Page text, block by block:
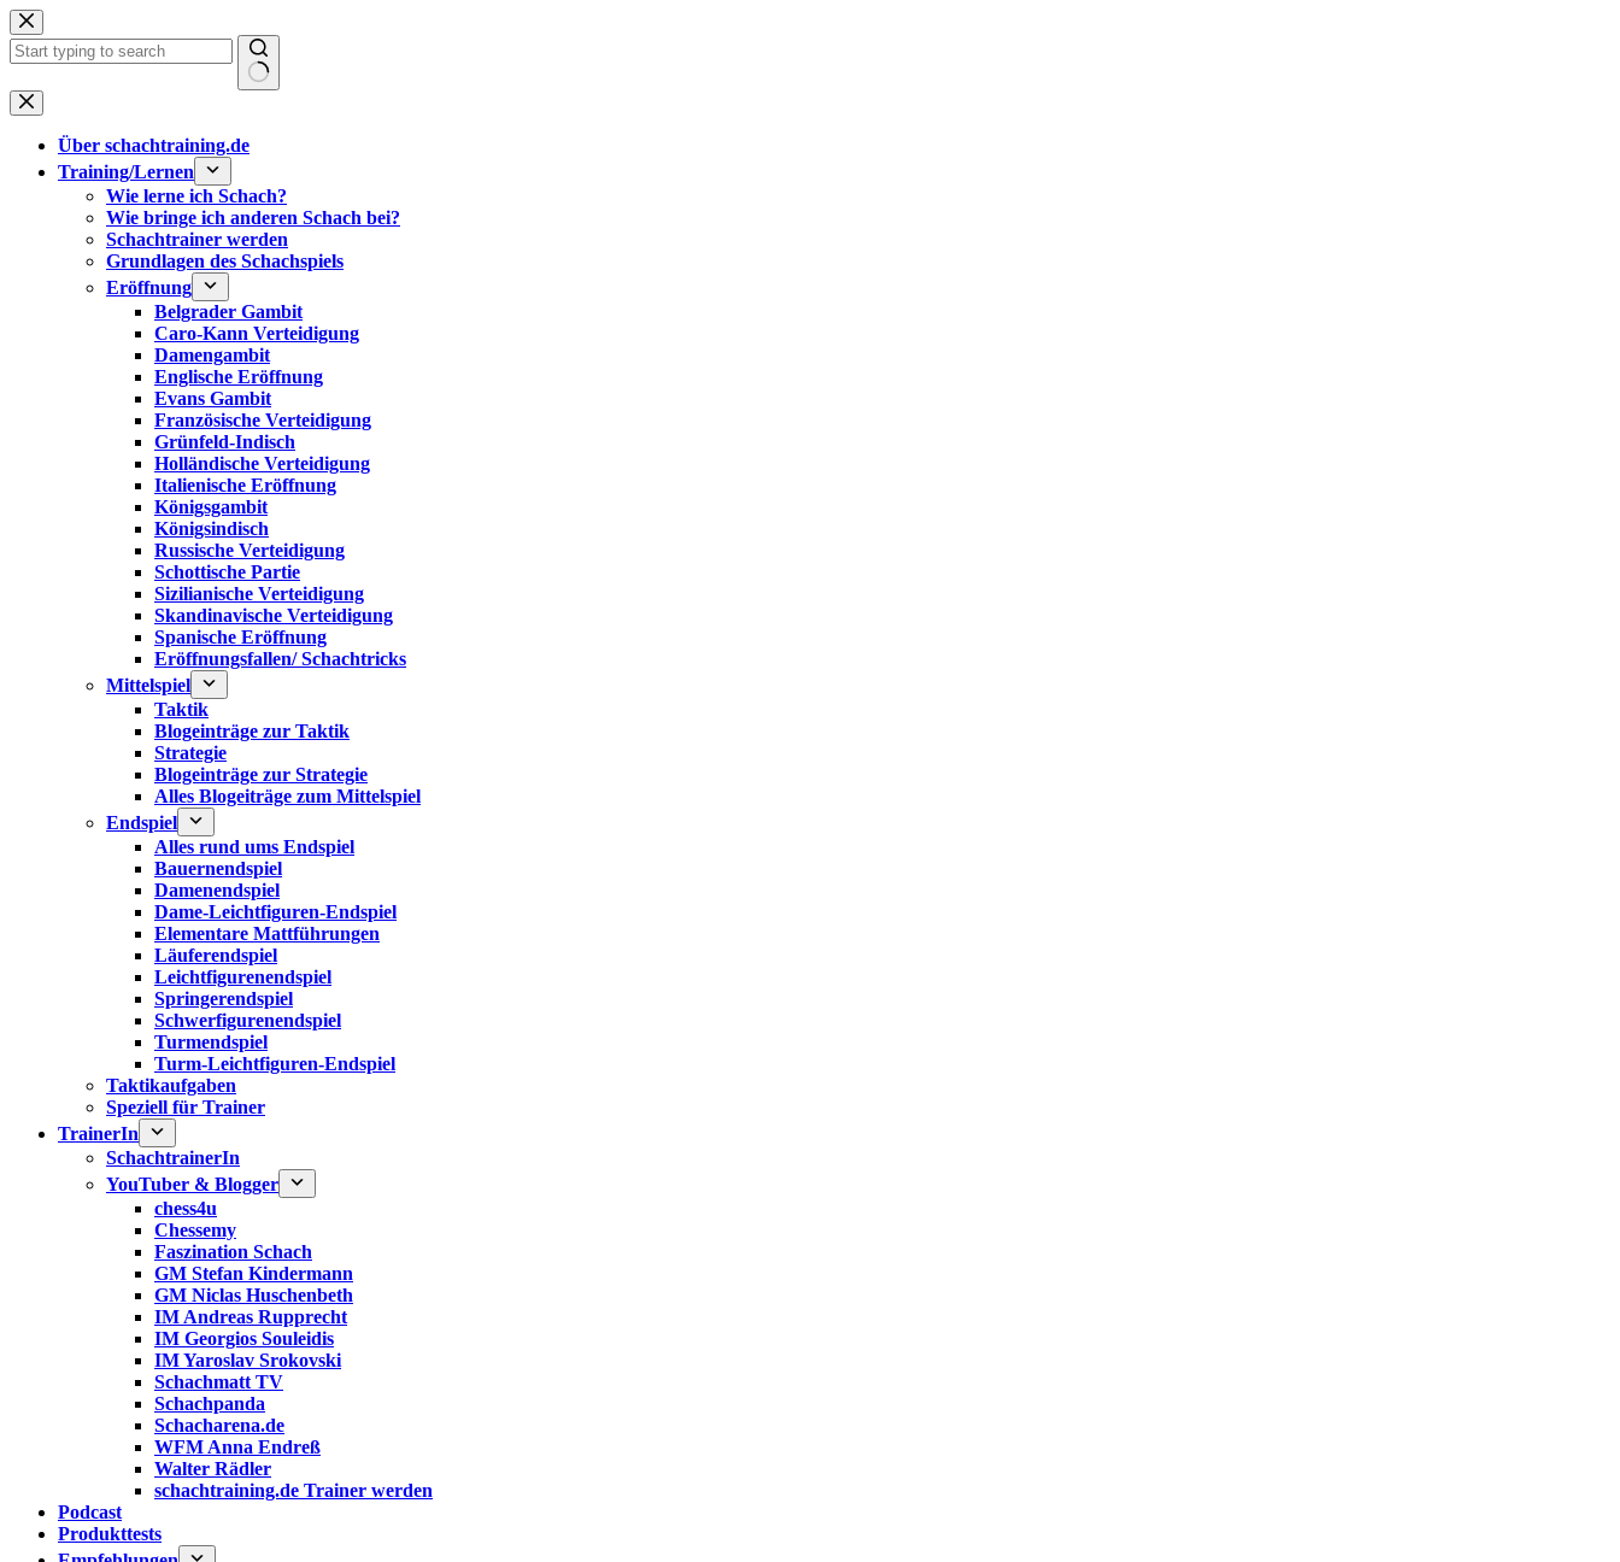
Zum
Inhalt
springen
Keine
Ergebnisse
Über schachtraining.de
Training/Lernen
Wie lerne ich Schach?
Wie bringe ich anderen Schach bei?
Schachtrainer werden
Grundlagen des Schachspiels
Eröffnung
Belgrader Gambit
Caro-Kann Verteidigung
Damengambit
Englische Eröffnung
Evans Gambit
Französische Verteidigung
Grünfeld-Indisch
Holländische Verteidigung
Italienische Eröffnung
Königsgambit
Königsindisch
Russische Verteidigung
Schottische Partie
Sizilianische Verteidigung
Skandinavische Verteidigung
Spanische Eröffnung
Eröffnungsfallen/ Schachtricks
Mittelspiel
Taktik
Blogeinträge zur Taktik
Strategie
Blogeinträge zur Strategie
Alles Blogeiträge zum Mittelspiel
Endspiel
Alles rund ums Endspiel
Bauernendspiel
Damenendspiel
Dame-Leichtfiguren-Endspiel
Elementare Mattführungen
Läuferendspiel
Leichtfigurenendspiel
Springerendspiel
Schwerfigurenendspiel
Turmendspiel
Turm-Leichtfiguren-Endspiel
Taktikaufgaben
Speziell für Trainer
TrainerIn
SchachtrainerIn
YouTuber & Blogger
chess4u
Chessemy
Faszination Schach
GM Stefan Kindermann
GM Niclas Huschenbeth
IM Andreas Rupprecht
IM Georgios Souleidis
IM Yaroslav Srokovski
Schachmatt TV
Schachpanda
Schacharena.de
WFM Anna Endreß
Walter Rädler
schachtraining.de Trainer werden
Podcast
Produkttests